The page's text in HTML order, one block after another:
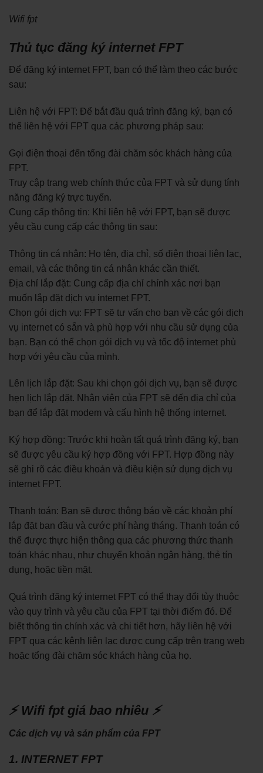
Wifi fpt
Thủ tục đăng ký internet FPT
Để đăng ký internet FPT, bạn có thể làm theo các bước
sau:
Liên hệ với FPT: Để bắt đầu quá trình đăng ký, bạn có
thể liên hệ với FPT qua các phương pháp sau:
Gọi điện thoại đến tổng đài chăm sóc khách hàng của
FPT.
Truy cập trang web chính thức của FPT và sử dụng tính
năng đăng ký trực tuyến.
Cung cấp thông tin: Khi liên hệ với FPT, bạn sẽ được
yêu cầu cung cấp các thông tin sau:
Thông tin cá nhân: Họ tên, địa chỉ, số điện thoại liên lạc,
email, và các thông tin cá nhân khác cần thiết.
Địa chỉ lắp đặt: Cung cấp địa chỉ chính xác nơi bạn
muốn lắp đặt dịch vụ internet FPT.
Chọn gói dịch vụ: FPT sẽ tư vấn cho bạn về các gói dịch
vụ internet có sẵn và phù hợp với nhu cầu sử dụng của
bạn. Bạn có thể chọn gói dịch vụ và tốc độ internet phù
hợp với yêu cầu của mình.
Lên lịch lắp đặt: Sau khi chọn gói dịch vụ, bạn sẽ được
hẹn lịch lắp đặt. Nhân viên của FPT sẽ đến địa chỉ của
bạn để lắp đặt modem và cấu hình hệ thống internet.
Ký hợp đồng: Trước khi hoàn tất quá trình đăng ký, bạn
sẽ được yêu cầu ký hợp đồng với FPT. Hợp đồng này
sẽ ghi rõ các điều khoản và điều kiện sử dụng dịch vụ
internet FPT.
Thanh toán: Bạn sẽ được thông báo về các khoản phí
lắp đặt ban đầu và cước phí hàng tháng. Thanh toán có
thể được thực hiện thông qua các phương thức thanh
toán khác nhau, như chuyển khoản ngân hàng, thẻ tín
dụng, hoặc tiền mặt.
Quá trình đăng ký internet FPT có thể thay đổi tùy thuộc
vào quy trình và yêu cầu của FPT tại thời điểm đó. Để
biết thông tin chính xác và chi tiết hơn, hãy liên hệ với
FPT qua các kênh liên lạc được cung cấp trên trang web
hoặc tổng đài chăm sóc khách hàng của họ.
⚡ Wifi fpt giá bao nhiêu ⚡
Các dịch vụ và sản phẩm của FPT
1. INTERNET FPT